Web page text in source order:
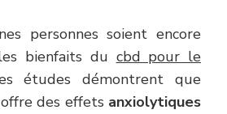
personnes soient encore
bienfaits du cbd pour le
études démontrent que
des effets anxiolytiques